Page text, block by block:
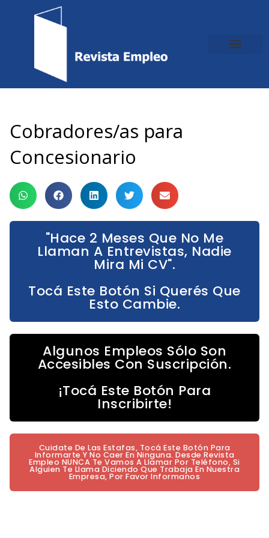
Cobradores/as para
Concesionario
"Hace 2 Meses Que No Me
Llaman A Entrevistas, Nadie
Mira Mi CV".
Tocá Este Botón Si Querés Que
Esto Cambie.
Algunos Empleos Sólo Son
Accesibles Con Suscripción.
¡Tocá Este Botón Para
Inscribirte!
Cuidate De Las Estafas, Tocá Este Botón Para
Informarte Y No Caer En Ninguna. Desde Revista
Empleo NUNCA Te Vamos A Llamar Por Teléfono, Si
Alguien Te Llama Diciendo Que Trabaja En Nuestra
Empresa, Por Favor Informanos